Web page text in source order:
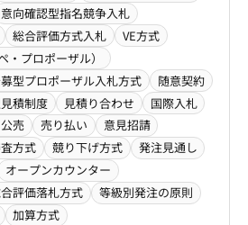
意向確認型指名競争入札
総合評価方式入札
VE方式
プロポーザル）
型プロポーザル入札方式
随意契約
積制度 見積り合わせ
国際入札
売 売り払い
意見招請
方式 競り下げ方式
発注見通し
オープンカウンター
評価落札方式
等級別発注の原則
加算方式